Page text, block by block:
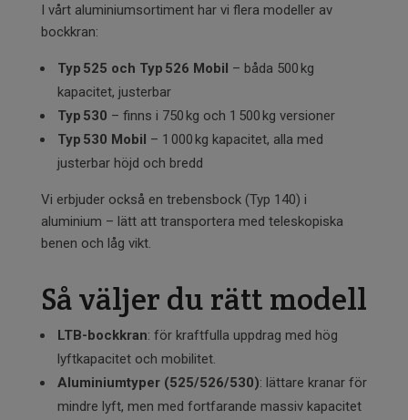
I vårt aluminiumsortiment har vi flera modeller av
bockkran:
Typ 525 och Typ 526 Mobil – båda 500 kg
kapacitet, justerbar
Typ 530 – finns i 750 kg och 1 500 kg versioner
Typ 530 Mobil – 1 000 kg kapacitet, alla med
justerbar höjd och bredd
Vi erbjuder också en trebensbock (Typ 140) i
aluminium – lätt att transportera med teleskopiska
benen och låg vikt.
Så väljer du rätt modell
LTB-bockkran: för kraftfulla uppdrag med hög
lyftkapacitet och mobilitet.
Aluminiumtyper (525/526/530): lättare kranar för
mindre lyft, men med fortfarande massiv kapacitet